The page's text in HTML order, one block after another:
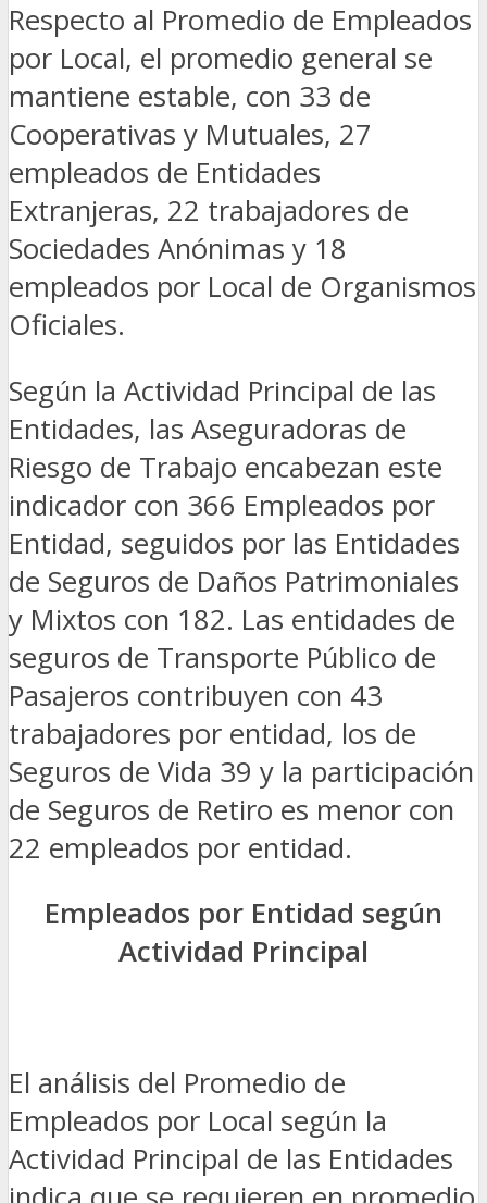
Respecto al Promedio de Empleados
por Local, el promedio general se
mantiene estable, con 33 de
Cooperativas y Mutuales, 27
empleados de Entidades
Extranjeras, 22 trabajadores de
Sociedades Anónimas y 18
empleados por Local de Organismos
Oficiales.
Según la Actividad Principal de las
Entidades, las Aseguradoras de
Riesgo de Trabajo encabezan este
indicador con 366 Empleados por
Entidad, seguidos por las Entidades
de Seguros de Daños Patrimoniales
y Mixtos con 182. Las entidades de
seguros de Transporte Público de
Pasajeros contribuyen con 43
trabajadores por entidad, los de
Seguros de Vida 39 y la participación
de Seguros de Retiro es menor con
22 empleados por entidad.
Empleados por Entidad según
Actividad Principal
El análisis del Promedio de
Empleados por Local según la
Actividad Principal de las Entidades